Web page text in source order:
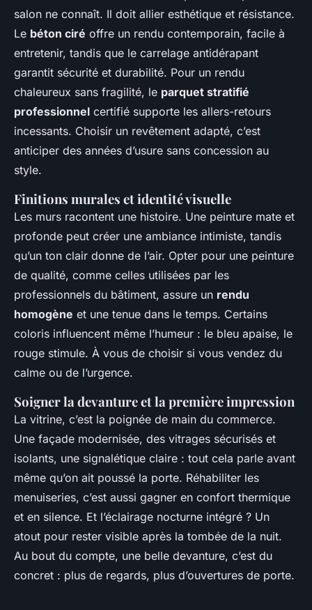
salon ne connaît. Il doit allier esthétique et résistance.
Le béton ciré offre un rendu contemporain, facile à
entretenir, tandis que le carrelage antidérapant
garantit sécurité et durabilité. Pour un rendu
chaleureux sans fragilité, le parquet stratifié
professionnel certifié supporte les allers-retours
incessants. Choisir un revêtement adapté, c’est
anticiper des années d’usure sans concession au
style.
Finitions murales et identité visuelle
Les murs racontent une histoire. Une peinture mate et
profonde peut créer une ambiance intimiste, tandis
qu’un ton clair donne de l’air. Opter pour une peinture
de qualité, comme celles utilisées par les
professionnels du bâtiment, assure un rendu
homogène et une tenue dans le temps. Certains
coloris influencent même l’humeur : le bleu apaise, le
rouge stimule. À vous de choisir si vous vendez du
calme ou de l’urgence.
Soigner la devanture et la première impression
La vitrine, c’est la poignée de main du commerce.
Une façade modernisée, des vitrages sécurisés et
isolants, une signalétique claire : tout cela parle avant
même qu’on ait poussé la porte. Réhabiliter les
menuiseries, c’est aussi gagner en confort thermique
et en silence. Et l’éclairage nocturne intégré ? Un
atout pour rester visible après la tombée de la nuit.
Au bout du compte, une belle devanture, c’est du
concret : plus de regards, plus d’ouvertures de porte.